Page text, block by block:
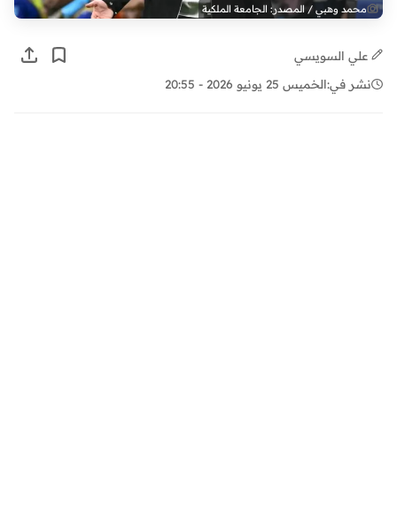
محمد وهبي / المصدر: الجامعة الملكية
علي السويسي
نشر في:الخميس 25 يونيو 2026 - 20:55